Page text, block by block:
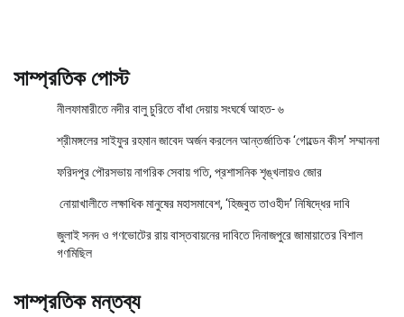
সাম্প্রতিক পোস্ট
নীলফামারীতে নদীর বালু চুরিতে বাঁধা দেয়ায় সংঘর্ষে আহত- ৬
শ্রীমঙ্গলের সাইফুর রহমান জাবেদ অর্জন করলেন আন্তর্জাতিক ‘গোল্ডেন কীস’ সম্মাননা
ফরিদপুর পৌরসভায় নাগরিক সেবায় গতি, প্রশাসনিক শৃঙ্খলায়ও জোর
নোয়াখালীতে লক্ষাধিক মানুষের মহাসমাবেশ, ‘হিজবুত তাওহীদ’ নিষিদ্ধের দাবি
জুলাই সনদ ও গণভোটের রায় বাস্তবায়নের দাবিতে দিনাজপুরে জামায়াতের বিশাল
গণমিছিল
সাম্প্রতিক মন্তব্য